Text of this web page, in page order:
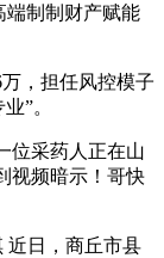
端制制财产赋能
，担任风控模子
”。
采药人正在山
视频暗示！哥快
日，商丘市县